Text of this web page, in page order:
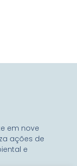
em nove
ações de
e